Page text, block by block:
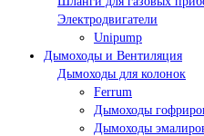
Электродвигатели
Unipump
Дымоходы и Вентиляция
Дымоходы для колонок
Ferrum
Дымоходы
Дымоходы